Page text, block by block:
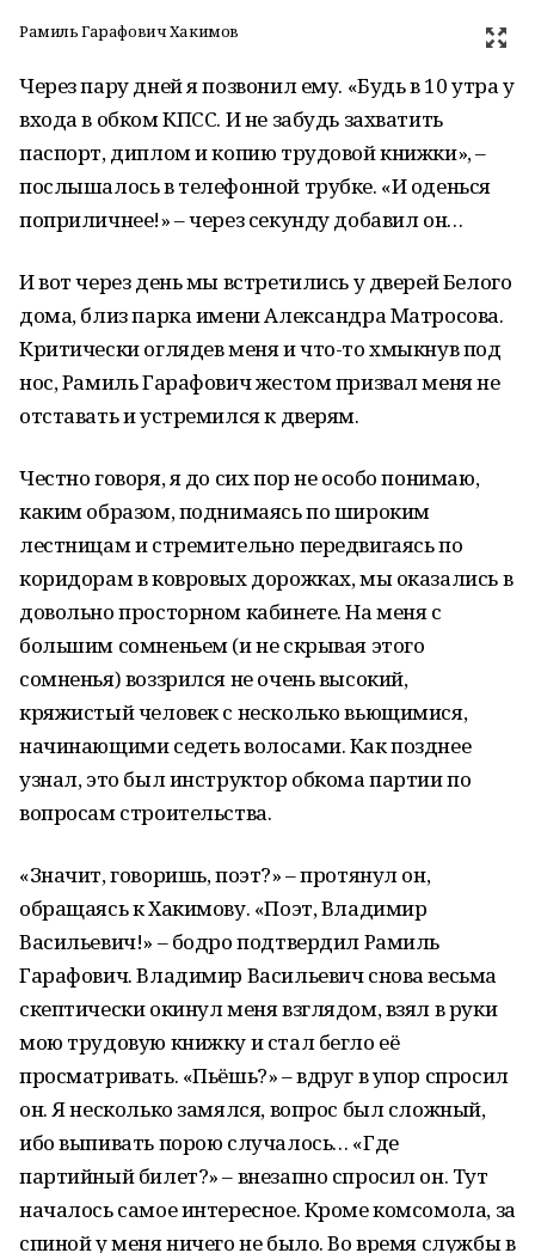
Рамиль Гарафович Хакимов
Через пару дней я позвонил ему. «Будь в 10 утра у
входа в обком КПСС. И не забудь захватить
паспорт, диплом и копию трудовой книжки», –
послышалось в телефонной трубке. «И оденься
поприличнее!» – через секунду добавил он…
И вот через день мы встретились у дверей Белого
дома, близ парка имени Александра Матросова.
Критически оглядев меня и что-то хмыкнув под
нос, Рамиль Гарафович жестом призвал меня не
отставать и устремился к дверям.
Честно говоря, я до сих пор не особо понимаю,
каким образом, поднимаясь по широким
лестницам и стремительно передвигаясь по
коридорам в ковровых дорожках, мы оказались в
довольно просторном кабинете. На меня с
большим сомненьем (и не скрывая этого
сомненья) воззрился не очень высокий,
кряжистый человек с несколько вьющимися,
начинающими седеть волосами. Как позднее
узнал, это был инструктор обкома партии по
вопросам строительства.
«Значит, говоришь, поэт?» – протянул он,
обращаясь к Хакимову. «Поэт, Владимир
Васильевич!» – бодро подтвердил Рамиль
Гарафович. Владимир Васильевич снова весьма
скептически окинул меня взглядом, взял в руки
мою трудовую книжку и стал бегло её
просматривать. «Пьёшь?» – вдруг в упор спросил
он. Я несколько замялся, вопрос был сложный,
ибо выпивать порою случалось… «Где
партийный билет?» – внезапно спросил он. Тут
началось самое интересное. Кроме комсомола, за
спиной у меня ничего не было. Во время службы в